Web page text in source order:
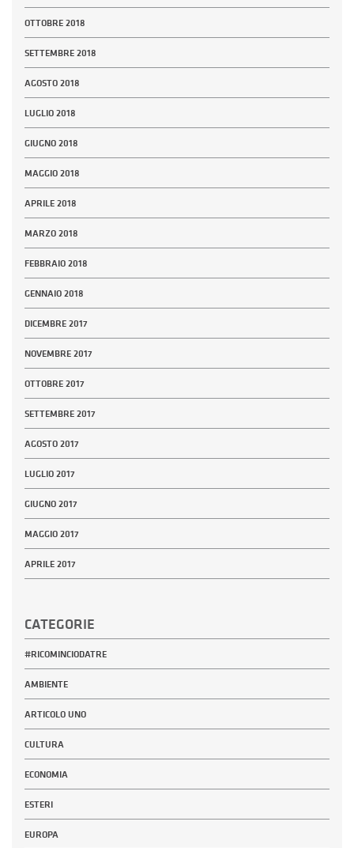
OTTOBRE 2018
SETTEMBRE 2018
AGOSTO 2018
LUGLIO 2018
GIUGNO 2018
MAGGIO 2018
APRILE 2018
MARZO 2018
FEBBRAIO 2018
GENNAIO 2018
DICEMBRE 2017
NOVEMBRE 2017
OTTOBRE 2017
SETTEMBRE 2017
AGOSTO 2017
LUGLIO 2017
GIUGNO 2017
MAGGIO 2017
APRILE 2017
CATEGORIE
#RICOMINCIODATRE
AMBIENTE
ARTICOLO UNO
CULTURA
ECONOMIA
ESTERI
EUROPA